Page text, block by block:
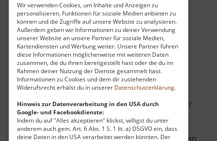
Wir verwenden Cookies, um Inhalte und Anzeigen zu
personalisieren, Funktionen für soziale Medien anbieten zu
können und die Zugriffe auf unsere Website zu analysieren.
Außerdem geben wir Informationen zu deiner Verwendung
unserer Website an unsere Partner für soziale Medien,
Kartendiensten und Werbung weiter. Unsere Partner führen
diese Informationen möglicherweise mit weiteren Daten
zusammen, die du ihnen bereitgestellt hast oder die du im
Rahmen deiner Nutzung der Dienste gesammelt hast.
Informationen zu Cookies und dem dir zustehenden
Widerufsrecht erhälst du in unserer Datenschutzerklärung.
Hinweis zur Datenverarbeitung in den USA durch
Google- und Facebookdienste:
Indem du auf "Alles akzeptieren" klickst, willigst du unter
anderem auch gem. Art. 6 Abs. 1 S. 1 lit. a) DSGVO ein, dass
deine Daten in den USA verarbeitet werden könnten. Der
aktuell vom 23.07.2024 / Zugriffe: 22724
54 km vom aktuellen Standort
Auf dem "Holzweg", der nahe Grillenburg
entlang der Triebisch in den Wald hineinführt,
können große und kleine Wanderer etwas über
Bäume, Holz und Nutzung des Waldes lernen.
Viele nah beieiander liegende Schautafeln
erklären allerlei Nützliches. Anfassen und Fühlen